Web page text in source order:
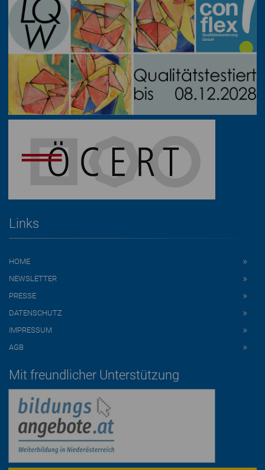
Links
HOME
NEWSLETTER
PRESSE
DATENSCHUTZ
IMPRESSUM
AGB
Mit freundlicher Unterstützung